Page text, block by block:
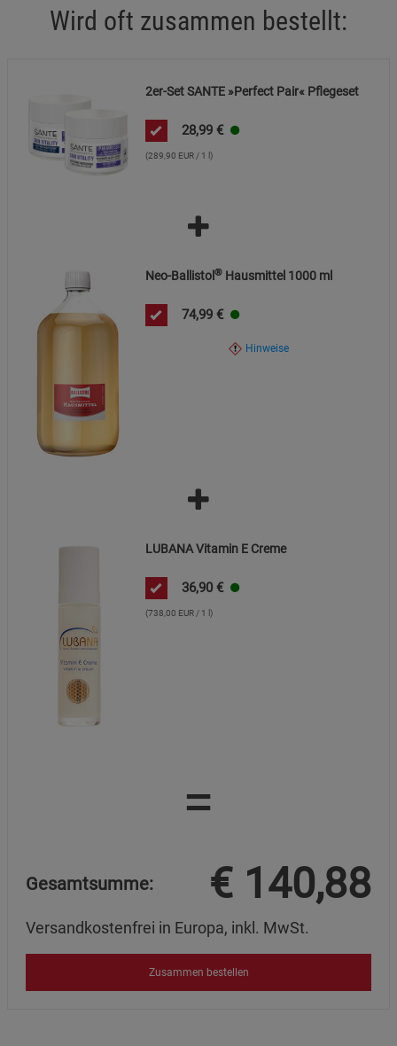
Wird oft zusammen bestellt:
2er-Set SANTE »Perfect Pair« Pflegeset
28,99 €
(289,90 EUR / 1 l)
Neo-Ballistol® Hausmittel 1000 ml
74,99 €
Hinweise
LUBANA Vitamin E Creme
36,90 €
(738,00 EUR / 1 l)
=
Gesamtsumme: € 140,88
Versandkostenfrei in Europa, inkl. MwSt.
Zusammen bestellen
Cookie-Informationen anzeigen
Beschreibung Marketing Cookies
Cookie-Informationen
Datenschutzerklärung